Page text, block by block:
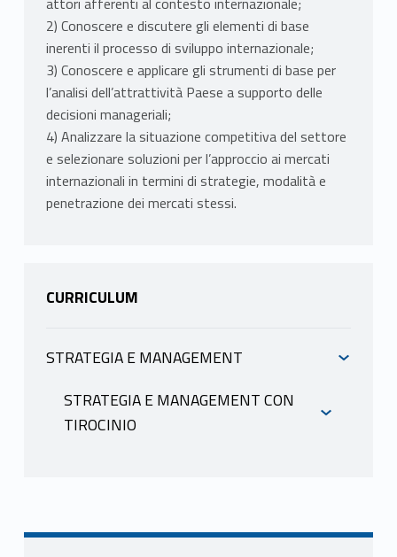
2) Conoscere e discutere gli elementi di base
inerenti il processo di sviluppo internazionale;
3) Conoscere e applicare gli strumenti di base per
l’analisi dell’attrattività Paese a supporto delle
decisioni manageriali;
4) Analizzare la situazione competitiva del settore
e selezionare soluzioni per l’approccio ai mercati
internazionali in termini di strategie, modalità e
penetrazione dei mercati stessi.
CURRICULUM
STRATEGIA E MANAGEMENT
INFORMAZIONI
STRATEGIA E MANAGEMENT CON
TIROCINIO
INTERNAZIONALI in Economia e